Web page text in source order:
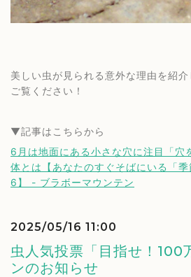
美しい虫が見られる意外な理由を紹
ご覧ください！
▼記事はこちらから
6月は地面にある小さな穴に注目「穴
体とは【あなたのすぐそばにいる「
6】 - ブラボーマウンテン
2025/05/16 11:00
虫人気投票「目指せ！100
ンのお知らせ